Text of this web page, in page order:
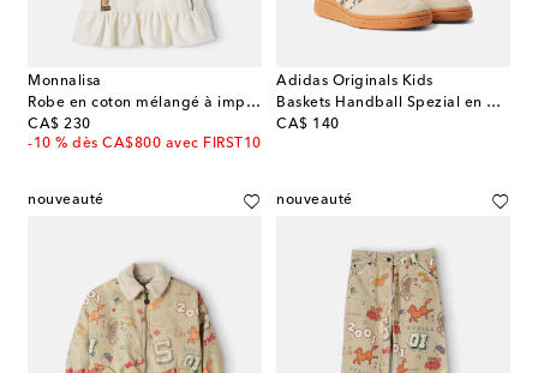
Monnalisa
Robe en coton mélangé à imprimé et ornements
CA$ 230
original price
-10 % dès CA$800 avec FIRST10
Adidas Originals Kids
Baskets Handball Spezial en daim
CA$ 140
original price
nouveauté nouveauté